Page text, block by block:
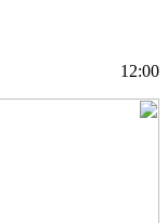
12:00